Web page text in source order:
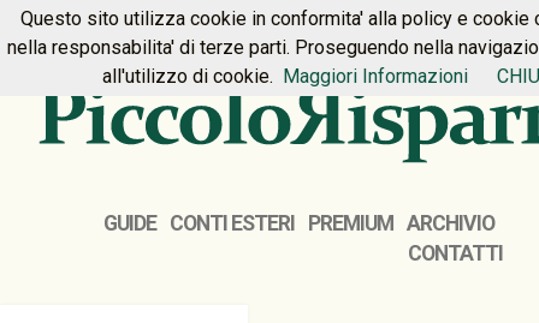
HOME PREMIUM CONTATTI
GUIDE CONTI ESTERI PREMIUM
ARCHIVIO
CONTATTI
Questo sito utilizza cookie in conformita' alla policy e cookie
nella responsabilita' di terze parti. Proseguendo nella
all'utilizzo di cookie. Maggiori Informazioni